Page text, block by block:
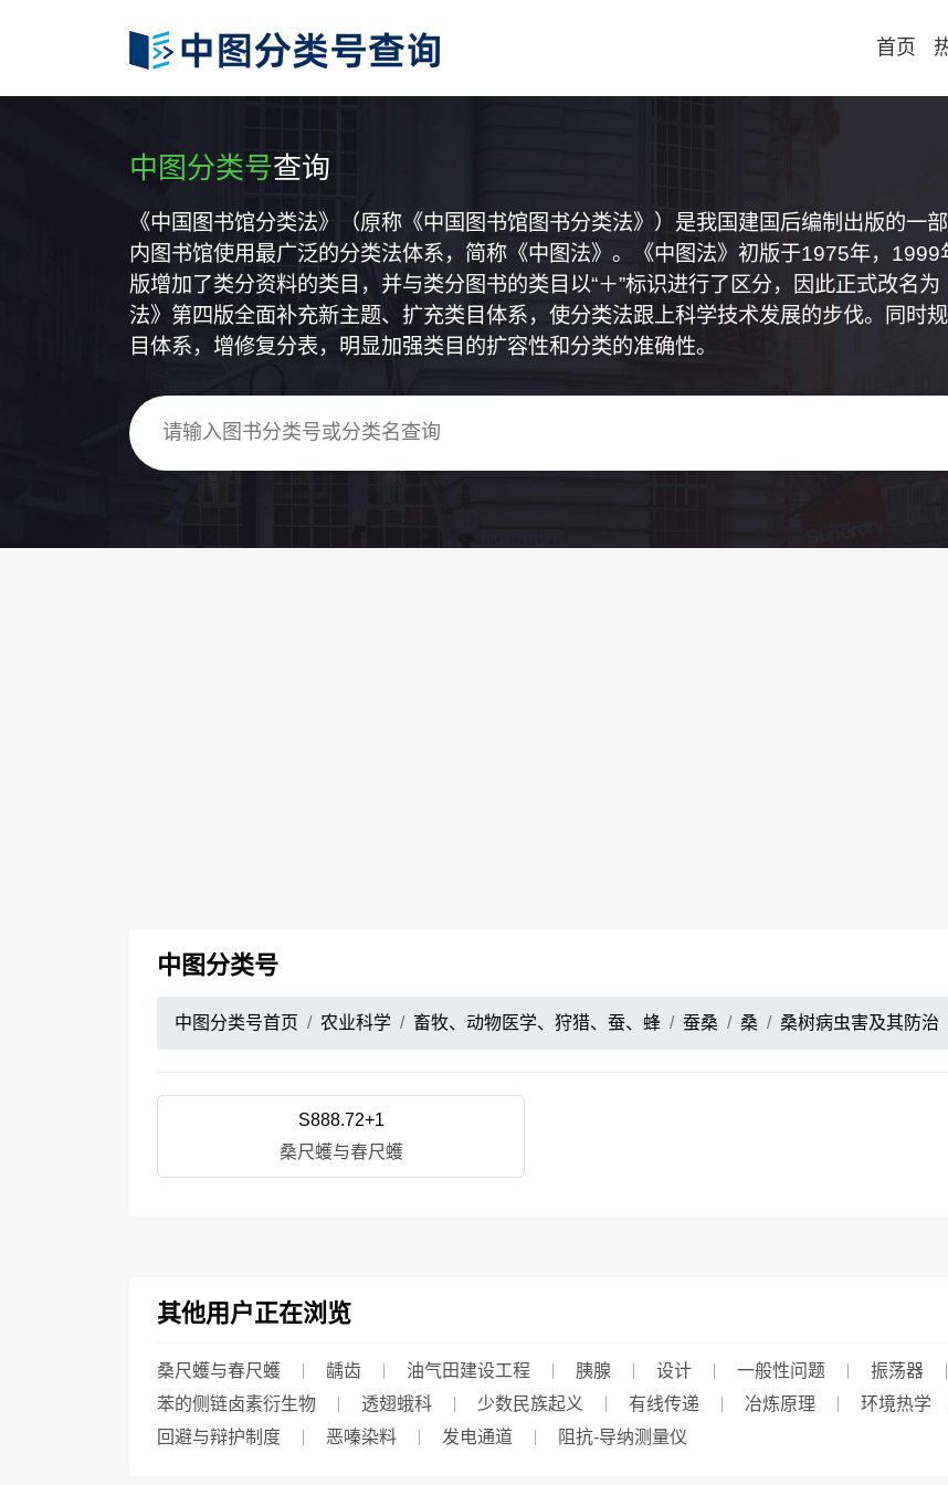
首页
中图分类号查询
《中国图书馆分类法》（原称《中国图书馆图书分类法》）是我国建国后编制出版的一
内图书馆使用最广泛的分类法体系，简称《中图法》。《中图法》初版于1975年，
版增加了类分资料的类目，并与类分图书的类目以“＋”标识进行了区分，因此正式改名
法》第四版全面补充新主题、扩充类目体系，使分类法跟上科学技术发展的步伐。同时
目体系，增修复分表，明显加强类目的扩容性和分类的准确性。
中图分类号
中图分类号首页 农业科学 畜牧、动物医学、狩猎、蚕、蜂 蚕桑 桑 桑树病虫害及其防治
S888.72+1
桑尺蠖与春尺蠖
其他用户正在浏览
桑尺蠖与春尺蠖 龋齿 油气田建设工程 胰腺 设计 一般性问题 振荡器
苯的侧链卤素衍生物
透翅蛾科 少数民族起义 有线传递 冶炼原理 环境热学
回避与辩护制度
恶嗪染料 发电通道 阻抗-导纳测量仪